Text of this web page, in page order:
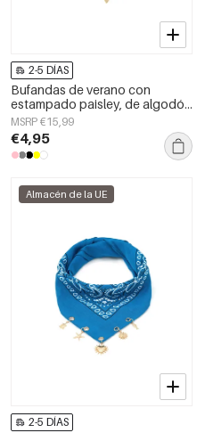
2-5 DÍAS
Bufandas de verano con
estampado paisley, de algodón
clásico, accesorios para el día a
día.
MSRP €15,99
€4,95
Almacén de la UE
2-5 DÍAS